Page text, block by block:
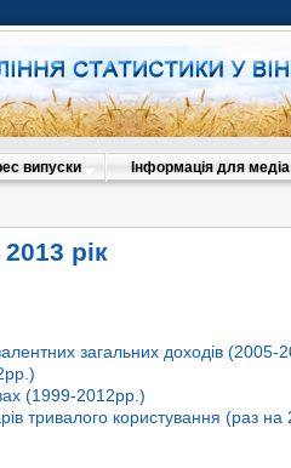
випуски Інформація для медіа
рік
загальних доходів (2005-
(1999-2012рр.)
тривалого користування (раз на